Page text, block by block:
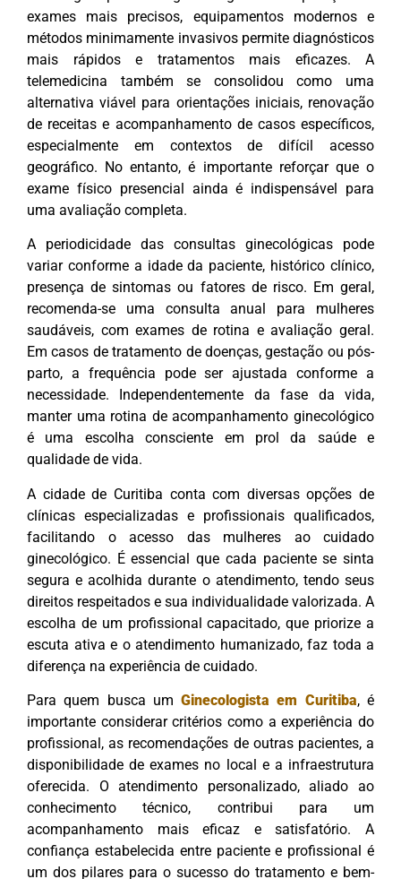
exames mais precisos, equipamentos modernos e
métodos minimamente invasivos permite diagnósticos
mais rápidos e tratamentos mais eficazes. A
telemedicina também se consolidou como uma
alternativa viável para orientações iniciais, renovação
de receitas e acompanhamento de casos específicos,
especialmente em contextos de difícil acesso
geográfico. No entanto, é importante reforçar que o
exame físico presencial ainda é indispensável para
uma avaliação completa.
A periodicidade das consultas ginecológicas pode
variar conforme a idade da paciente, histórico clínico,
presença de sintomas ou fatores de risco. Em geral,
recomenda-se uma consulta anual para mulheres
saudáveis, com exames de rotina e avaliação geral.
Em casos de tratamento de doenças, gestação ou pós-
parto, a frequência pode ser ajustada conforme a
necessidade. Independentemente da fase da vida,
manter uma rotina de acompanhamento ginecológico
é uma escolha consciente em prol da saúde e
qualidade de vida.
A cidade de Curitiba conta com diversas opções de
clínicas especializadas e profissionais qualificados,
facilitando o acesso das mulheres ao cuidado
ginecológico. É essencial que cada paciente se sinta
segura e acolhida durante o atendimento, tendo seus
direitos respeitados e sua individualidade valorizada. A
escolha de um profissional capacitado, que priorize a
escuta ativa e o atendimento humanizado, faz toda a
diferença na experiência de cuidado.
Para quem busca umGinecologista em Curitiba, é
importante considerar critérios como a experiência do
profissional, as recomendações de outras pacientes, a
disponibilidade de exames no local e a infraestrutura
oferecida. O atendimento personalizado, aliado ao
conhecimento técnico, contribui para um
acompanhamento mais eficaz e satisfatório. A
confiança estabelecida entre paciente e profissional é
um dos pilares para o sucesso do tratamento e bem-